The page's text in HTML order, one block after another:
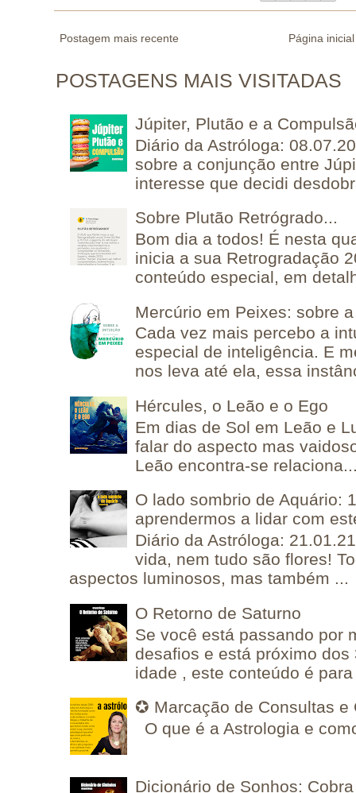
Postagem mais recente Página inicial
POSTAGENS MAIS VISITADAS
Júpiter, Plutão e a
Diário da Astróloga:
sobre a conjunção entre
interesse que decidi
Sobre Plutão Retrógrado...
Bom dia a todos! É nesta
inicia a sua Retrogradação
conteúdo especial, em
Mercúrio em Peixes: sobre
Cada vez mais percebo a
especial de inteligência. E
nos leva até ela, essa
Hércules, o Leão e o Ego
Em dias de Sol em Leão e
falar do aspecto mas
Leão encontra-se
O lado sombrio de Aquário:
aprendermos a lidar com
Diário da Astróloga:
vida, nem tudo são flores!
aspectos luminosos, mas também ...
O Retorno de Saturno
Se você está passando por
desafios e está próximo
idade , este conteúdo é
✪ Marcação de Consultas e
O que é a Astrologia e
Dicionário de Sonhos: Cobra